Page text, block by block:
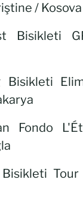
/ Kosova
Bisikleti
Bisikleti
Fondo
Bisikleti